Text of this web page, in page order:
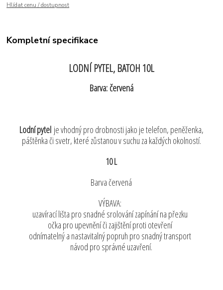
Hlídat cenu / dostupnost
Kompletní specifikace
LODNÍ PYTEL, BATOH 10L
Barva: červená
Lodní pytelje vhodný pro drobnosti jako je telefon, peněženka,
páštěnka či svetr, které zůstanou v suchu za každých okolností.
10 L
Barva červená
VÝBAVA:
uzavírací lišta pro snadné srolování zapínání na přezku
očka pro upevnění či zajištění proti otevření
odnímatelný a nastavitalný popruh pro snadný transport
návod pro správné uzavření.